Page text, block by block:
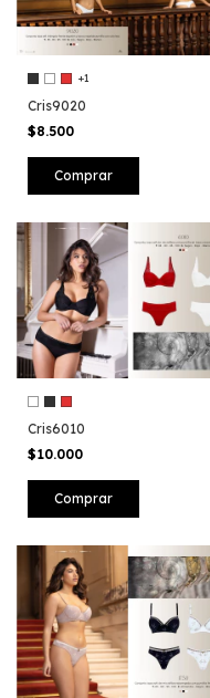
+1
Cris9020
$8.500
Comprar
Cris6010
$10.000
Comprar